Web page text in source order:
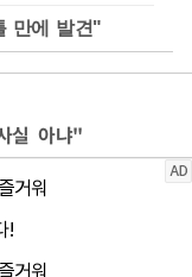
만에 발견"
실 아냐"